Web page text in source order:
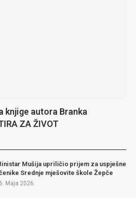
knjige autora Branka
ZA ŽIVOT
Mušija upriličio prijem za uspješne
Srednje mješovite škole Žepče
Maja 2026.